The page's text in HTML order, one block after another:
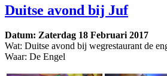
Duitse avond bij Juf
Datum: Zaterdag 18 Februari 2017
Wat: Duitse avond bij wegrestaurant de
Waar: De Engel